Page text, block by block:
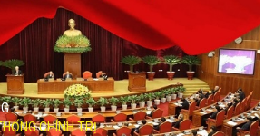
CHÍNH TRỊ